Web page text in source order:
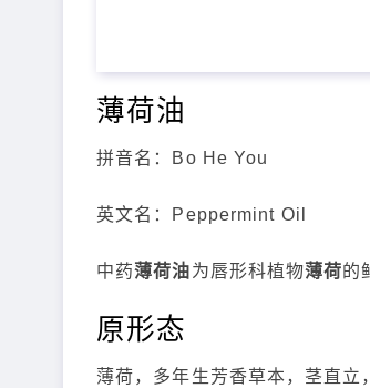
薄荷油
拼音名：Bo He You
英文名：Peppermint Oil
中药薄荷油为唇形科植物薄荷的
原形态
薄荷，多年生芳香草本，茎直